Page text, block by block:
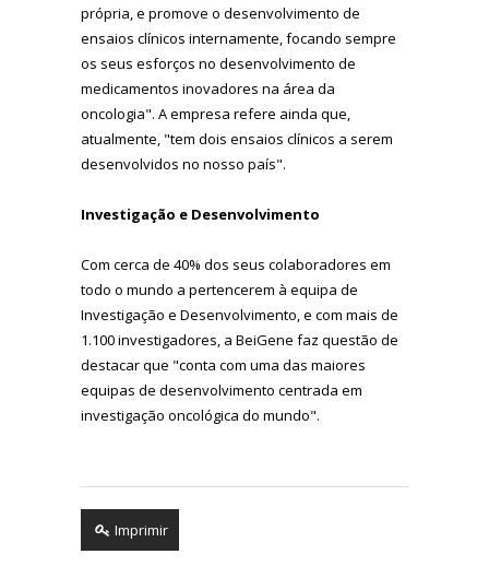
própria, e promove o desenvolvimento de
ensaios clínicos internamente, focando sempre
os seus esforços no desenvolvimento de
medicamentos inovadores na área da
oncologia". A empresa refere ainda que,
atualmente, "tem dois ensaios clínicos a serem
desenvolvidos no nosso país".
Investigação e Desenvolvimento
Com cerca de 40% dos seus colaboradores em
todo o mundo a pertencerem à equipa de
Investigação e Desenvolvimento, e com mais de
1.100 investigadores, a BeiGene faz questão de
destacar que "conta com uma das maiores
equipas de desenvolvimento centrada em
investigação oncológica do mundo".
Imprimir